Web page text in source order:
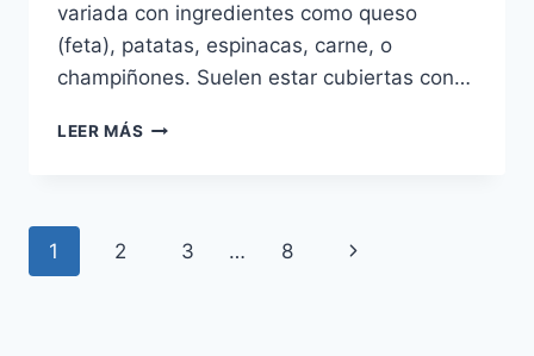
variada con ingredientes como queso
(feta), patatas, espinacas, carne, o
champiñones. Suelen estar cubiertas con…
LEER MÁS BORRECAS
Navegación
1 2 3 … 8
Siguiente